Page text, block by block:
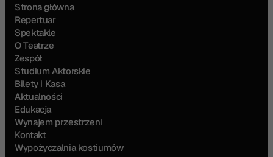
Strona główna
Repertuar
Spektakle
O Teatrze
Zespół
Studium Aktorskie
Bilety i Kasa
Aktualności
Edukacja
Wynajem przestrzeni
Kontakt
Wypożyczalnia kostiumów